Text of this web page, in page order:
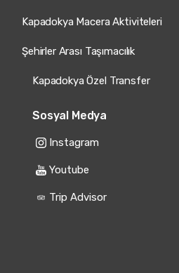
Kapadokya Macera Aktiviteleri
Şehirler Arası Taşımacılık
Kapadokya Özel Transfer
Sosyal Medya
Instagram
Youtube
Trip Advisor